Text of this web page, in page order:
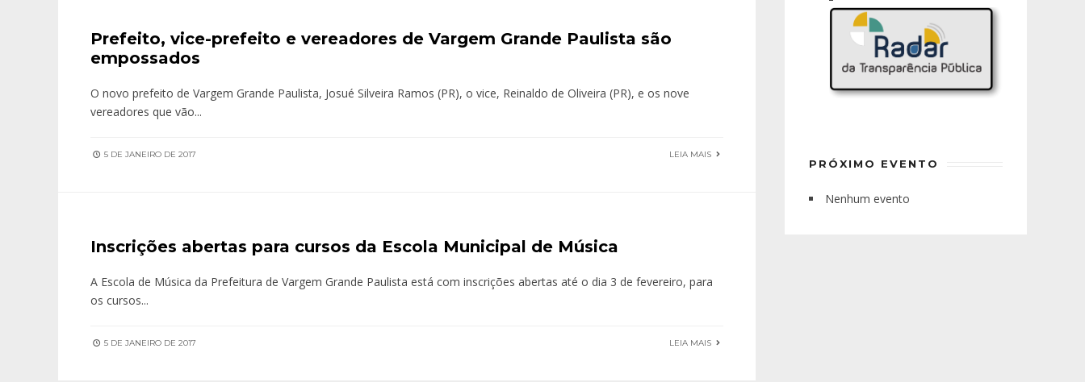
Prefeito, vice-prefeito e vereadores de Vargem Grande Paulista são
empossados
O novo prefeito de Vargem Grande Paulista, Josué Silveira Ramos (PR), o vice, Reinaldo de Oliveira (PR), e os nove
vereadores que vão...
5 DE JANEIRO DE 2017 LEIA MAIS
Inscrições abertas para cursos da Escola Municipal de Música
A Escola de Música da Prefeitura de Vargem Grande Paulista está com inscrições abertas até o dia 3 de fevereiro, para
os cursos...
5 DE JANEIRO DE 2017 LEIA MAIS
PRÓXIMO EVENTO
Nenhum evento